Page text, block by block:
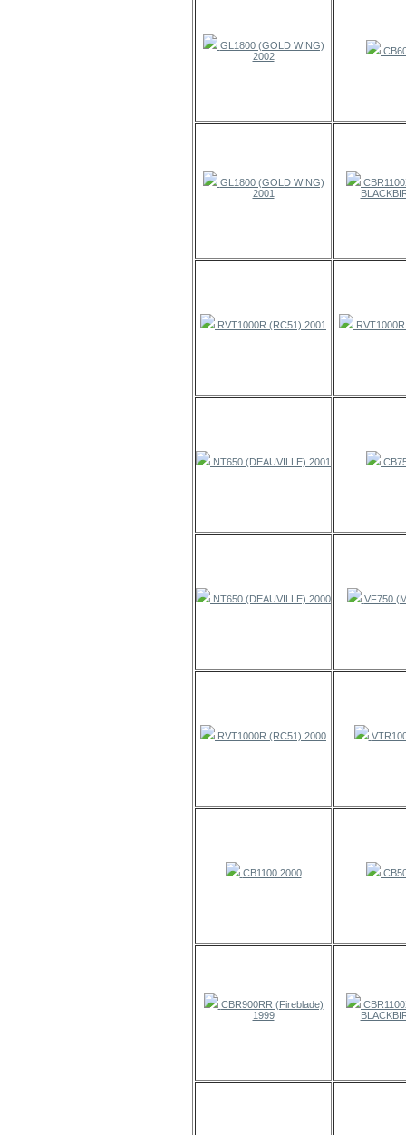
GL1800 (GOLD WING)
2002
GL1800 (GOLD WING)
2001
RVT1000R (RC51) 2001
NT650 (DEAUVILLE) 2001
NT650 (DEAUVILLE) 2000 VF750
RVT1000R (RC51) 2000
CB1100 2000
CBR900RR (Fireblade)
1999